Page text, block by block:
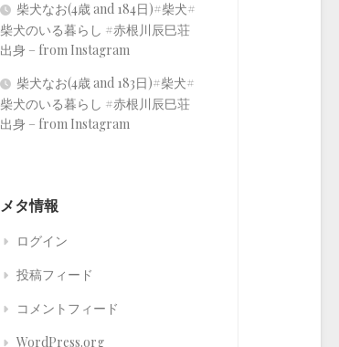
柴犬なお(4歳 and 184日)#柴犬#
柴犬のいる暮らし #赤根川辰巳荘
出身 – from Instagram
柴犬なお(4歳 and 183日)#柴犬#
柴犬のいる暮らし #赤根川辰巳荘
出身 – from Instagram
メタ情報
ログイン
投稿フィード
コメントフィード
WordPress.org